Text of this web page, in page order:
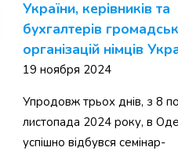
України, керівників та
бухгалтерів
організацій німців
19 ноября 2024
Упродовж трьох днів, з 8
листопада 2024 року, в
успішно відбувся семінар-